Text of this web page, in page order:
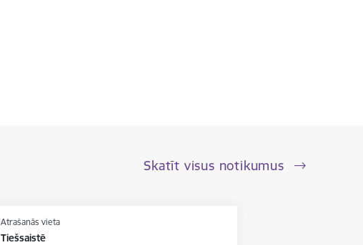
Skatīt visus notikumus
Atrašanās vieta
Tiešsaistē